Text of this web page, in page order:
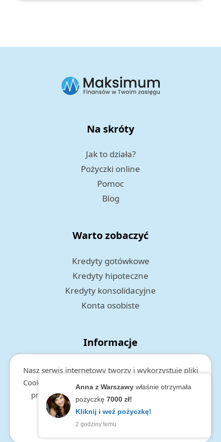
Nasz serwis internetowy tworzy i wykorzystuje pliki
Cookies. Więcej informacji o cookies, zakresie i celu
przetwarzania danych, znajduje się w
prywatności.
zamknij
Anna z Warszawy właśnie otrzymała
pożyczkę 7000 zł!
Kliknij i weź pożyczkę!
2 godziny temu
Na skróty
Jak to działa?
Pożyczki online
Pomoc
Blog
Warto zobaczyć
Kredyty gotówkowe
Kredyty hipoteczne
Kredyty konsolidacyjne
Konta osobiste
Informacje
Polityka prywatności
RODO
Copyright © 2026 Maksimum.pl